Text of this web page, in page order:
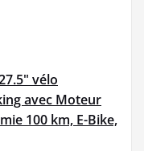
vélo
avec Moteur
100 km, E-Bike,